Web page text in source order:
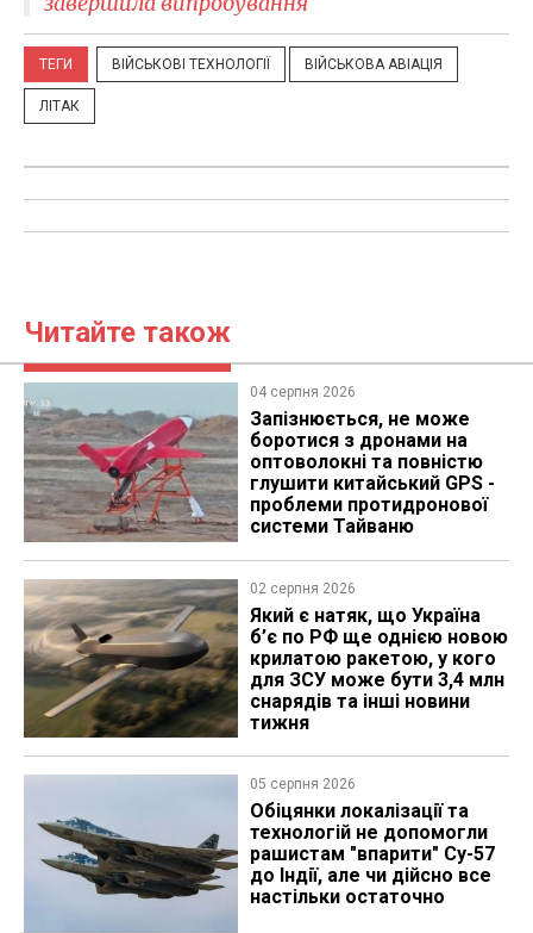
ТЕГИ ВІЙСЬКОВІ ТЕХНОЛОГІЇ ВІЙСЬКОВА АВІАЦІЯ
ЛІТАК
Читайте також
04 серпня 2026
Запізнюється, не може
боротися з дронами на
оптоволокні та повністю
глушити китайський GPS -
проблеми протидронової
системи Тайваню
02 серпня 2026
Який є натяк, що Україна
б’є по РФ ще однією новою
крилатою ракетою, у кого
для ЗСУ може бути 3,4 млн
снарядів та інші новини
тижня
05 серпня 2026
Обіцянки локалізації та
технологій не допомогли
рашистам "впарити" Су-57
до Індії, але чи дійсно все
настільки остаточно